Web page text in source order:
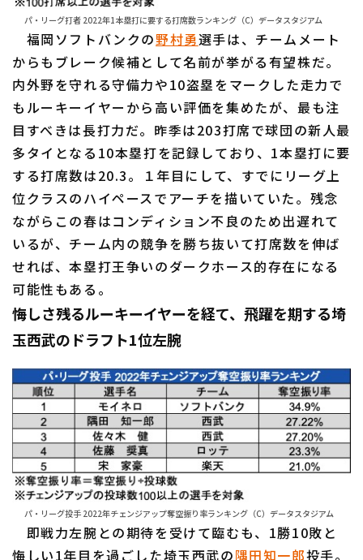
パ・リーグ打者 2022年1本塁打に要する打席数ランキング（C）データスタジアム
福岡ソフトバンクの野村勇選手は、チームメート
からもブレーク候補として名前が挙がる有望株だ。
内外野を守れる守備力や10盗塁をマークした走力で
もルーキーイヤーから高い評価を集めたが、最も注
目すべきは長打力だ。昨季は203打席で球団の新人最
多タイとなる10本塁打を記録しており、1本塁打に要
する打席数は20.3。１年目にして、すでにリーグ上
位クラスのハイペースでアーチを描いていた。残念
ながらこの春はコンディション不良のため出遅れて
いるが、チーム内の競争を勝ち抜いて打席数を伸ば
せれば、本塁打王争いのダークホース的存在になる
可能性もある。
悔しさ残るルーキーイヤーを経て、飛躍を期する埼
玉西武のドラフト1位左腕
パ・リーグ投手 2022年チェンジアップ奪空振り率ランキング（C）データスタジアム
即戦力左腕との期待を受けて臨むも、1勝10敗と
悔しい1年目を過ごした埼玉西武の隅田知一郎投手。